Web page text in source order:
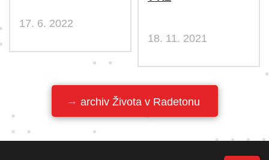
17. 6. 2022
18. 11. 2021
archiv Života v Radetonu